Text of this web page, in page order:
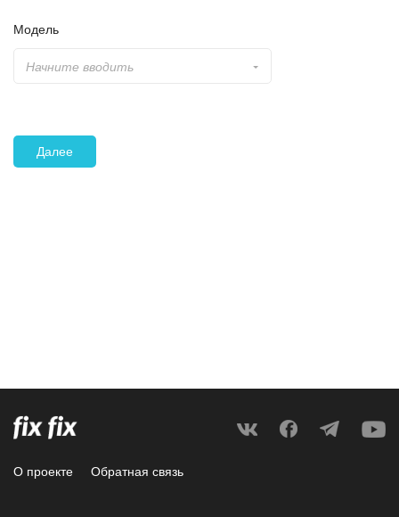
Модель
Начните вводить
Далее
О проекте Обратная связь